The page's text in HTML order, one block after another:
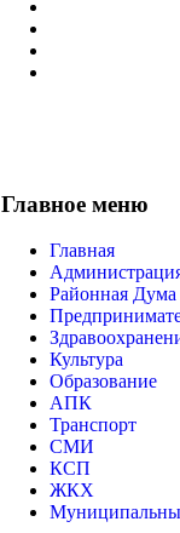
Главное меню
Главная
Районная Дума
Культура
Образование
АПК
Транспорт
СМИ
КСП
ЖКХ